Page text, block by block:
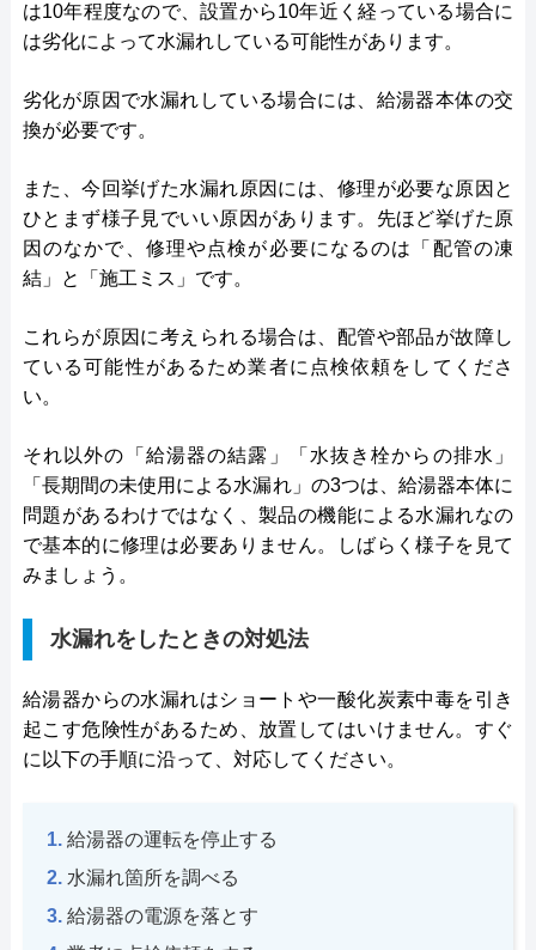
は10年程度なので、設置から10年近く経っている場合に
は劣化によって水漏れしている可能性があります。
劣化が原因で水漏れしている場合には、給湯器本体の交
換が必要です。
また、今回挙げた水漏れ原因には、修理が必要な原因と
ひとまず様子見でいい原因があります。先ほど挙げた原
因のなかで、修理や点検が必要になるのは「配管の凍
結」と「施工ミス」です。
これらが原因に考えられる場合は、配管や部品が故障し
ている可能性があるため業者に点検依頼をしてくださ
い。
それ以外の「給湯器の結露」「水抜き栓からの排水」
「長期間の未使用による水漏れ」の3つは、給湯器本体に
問題があるわけではなく、製品の機能による水漏れなの
で基本的に修理は必要ありません。しばらく様子を見て
みましょう。
水漏れをしたときの対処法
給湯器からの水漏れはショートや一酸化炭素中毒を引き
起こす危険性があるため、放置してはいけません。すぐ
に以下の手順に沿って、対応してください。
給湯器の運転を停止する
水漏れ箇所を調べる
給湯器の電源を落とす